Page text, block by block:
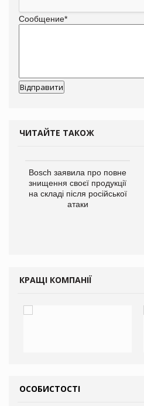
Сообщение*
ЧИТАЙТЕ ТАКОЖ
Bosch заявила про повне
знищення своєї продукції
на складі після російської
атаки
КРАЩІ КОМПАНІЇ
ОСОБИСТОСТІ